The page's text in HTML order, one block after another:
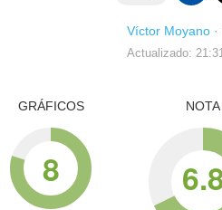
Víctor Moyano·
Actualizado:
GRÁFICOS
8
NOTA